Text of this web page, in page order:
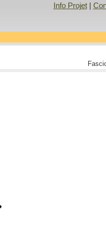
Info Projet|